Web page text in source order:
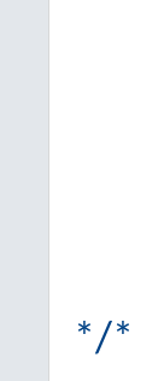
*/*